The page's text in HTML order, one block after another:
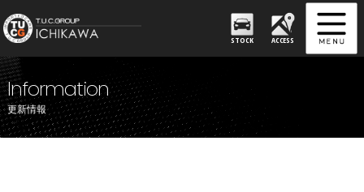
STOCK ACCESS
Information
更新情報